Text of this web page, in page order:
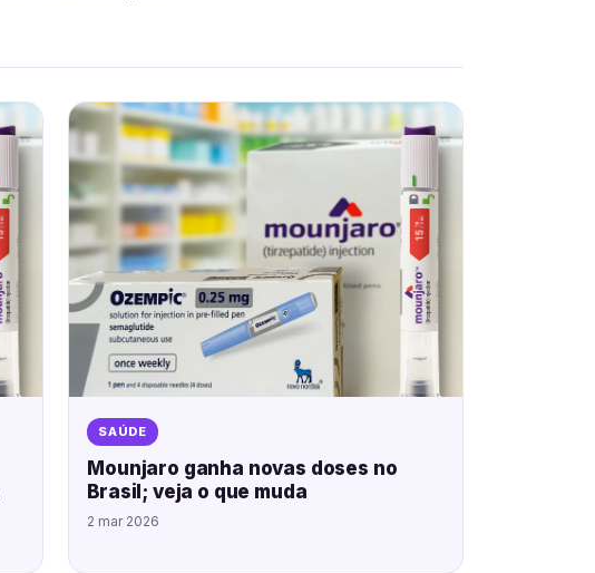
SAÚDE
Mounjaro ganha novas doses no
Brasil; veja o que muda
2 mar 2026